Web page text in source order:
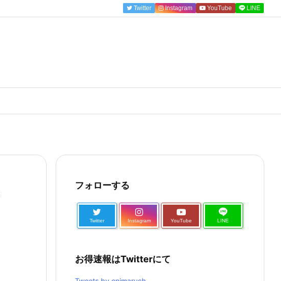
Twitter Instagram YouTube LINE
フォローする
Twitter Instagram YouTube LINE
お得速報はTwitterにて